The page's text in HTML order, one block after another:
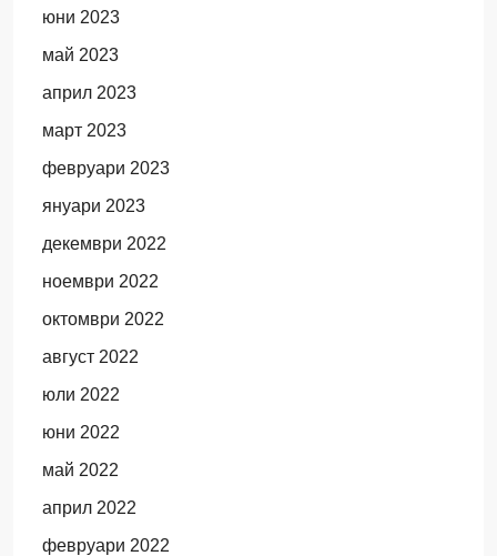
юни 2023
май 2023
април 2023
март 2023
февруари 2023
януари 2023
декември 2022
ноември 2022
октомври 2022
август 2022
юли 2022
юни 2022
май 2022
април 2022
февруари 2022